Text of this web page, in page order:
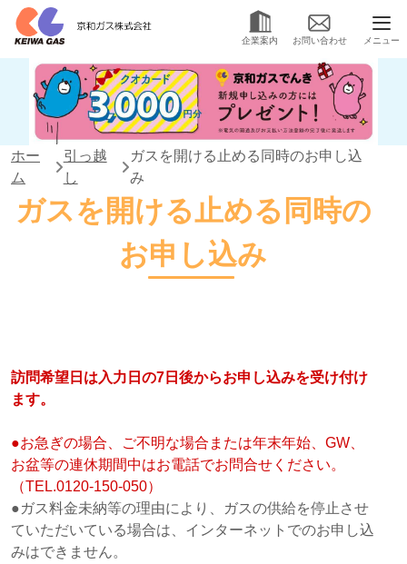
企業案内 お問い合わせ メニュー
ホー
ム
引っ越
し
ガスを開ける止める同時のお申し込
み
ガスを開ける止める同時の
お申し込み
訪問希望日は入力日の7日後からお申し込みを受け付け
ます。
●お急ぎの場合、ご不明な場合または年末年始、GW、
お盆等の連休期間中はお電話でお問合せください。
（TEL.0120-150-050）
●ガス料金未納等の理由により、ガスの供給を停止させ
ていただいている場合は、インターネットでのお申し込
みはできません。